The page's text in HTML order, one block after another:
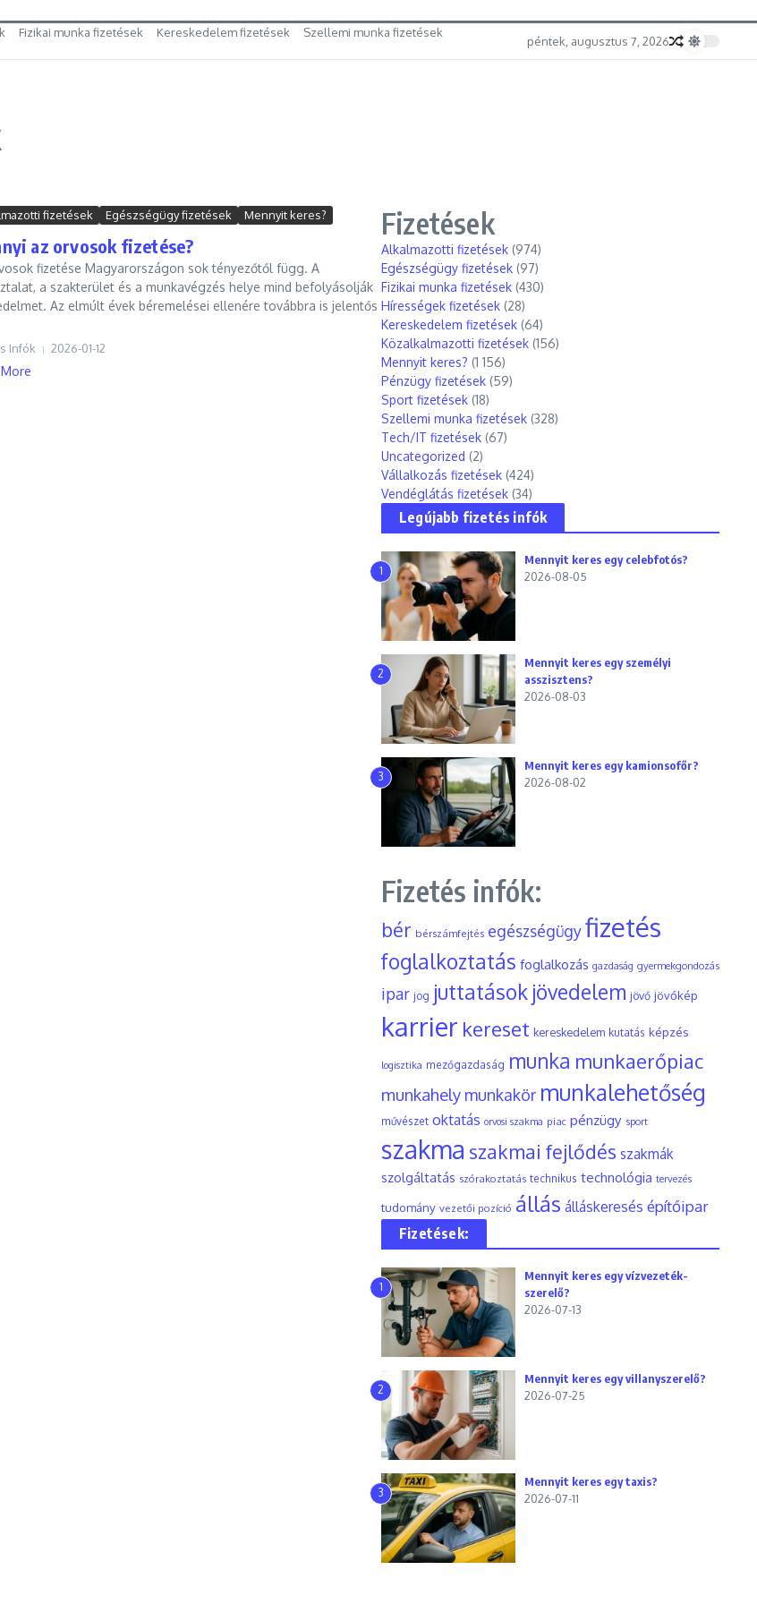
Fizikai munka fizetések Kereskedelem fizetések
Szellemi munka fizetések
péntek, augusztus 7, 2026
fizetések Egészségügy fizetések Mennyit keres?
az orvosok fizetése?
fizetése Magyarországon sok tényezőtől függ. A
a szakterület és a munkavégzés helye mind befolyásolják
Az elmúlt évek béremelései ellenére továbbra is jelentős
Infók 2026-01-12
Fizetések
Alkalmazotti fizetések (974)
Egészségügy fizetések (97)
Fizikai munka fizetések (430)
Hírességek fizetések (28)
Kereskedelem fizetések (64)
Közalkalmazotti fizetések (156)
Mennyit keres? (1 156)
Pénzügy fizetések (59)
Sport fizetések (18)
Szellemi munka fizetések (328)
Tech/IT fizetések (67)
Uncategorized (2)
Vállalkozás fizetések (424)
Vendéglátás fizetések (34)
Legújabb fizetés infók
1
Mennyit keres egy celebfotós?
2026-08-05
2
Mennyit keres egy személyi
asszisztens?
2026-08-03
3
Mennyit keres egy kamionsofőr?
2026-08-02
Fizetés infók:
bér bérszámfejtés egészségügyfizetés
foglalkoztatás foglalkozás gazdaság gyermekgondozás
ipar jog juttatások jövedelem jövő jövőkép
karrier kereset kereskedelem kutatás képzés
logisztika mezőgazdaság munka munkaerőpiac
munkahely munkakör munkalehetőség
művészet oktatás orvosi szakma piac pénzügy sport
szakma szakmai fejlődés szakmák
szolgáltatás szórakoztatás technikus technológia tervezés
tudomány vezetői pozíció állás álláskeresés építőipar
Fizetések:
1
Mennyit keres egy vízvezeték-
szerelő?
2026-07-13
2
Mennyit keres egy villanyszerelő?
2026-07-25
3
Mennyit keres egy taxis?
2026-07-11